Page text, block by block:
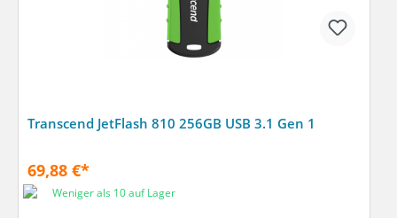
Transcend JetFlash 810 256GB USB 3.1 Gen 1
69,88 €*
Weniger als 10 auf Lager